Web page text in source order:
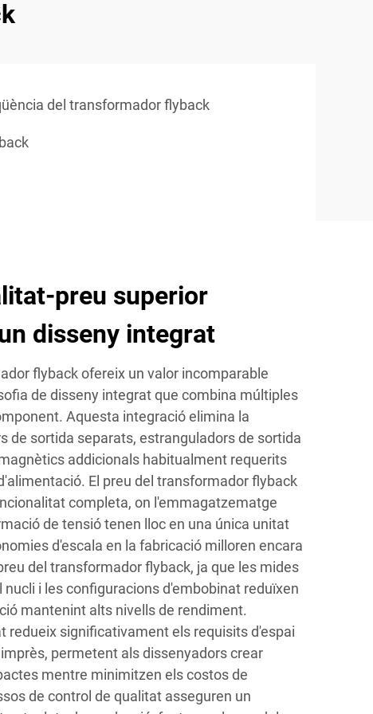
del transformador flyback
preu superior
disseny integrat
flyback ofereix un valor incomparable
de disseny integrat que combina múltiples
Aquesta integració elimina la
de sortida separats, estranguladors de sortida
addicionals habitualment requerits
El preu del transformador flyback
completa, on l'emmagatzematge
de tensió tenen lloc en una única unitat
d'escala en la fabricació milloren encara
del transformador flyback, ja que les mides
i les configuracions d'embobinat reduïxen
mantenint alts nivells de rendiment.
redueix significativament els requisits d'espai
permetent als dissenyadors crear
mentre minimitzen els costos de
de control de qualitat asseguren un